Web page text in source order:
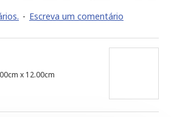
- Escreva um comentário
x 12.00cm